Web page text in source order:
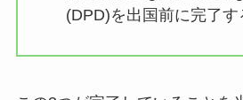
(DPD)を出国前に完了す